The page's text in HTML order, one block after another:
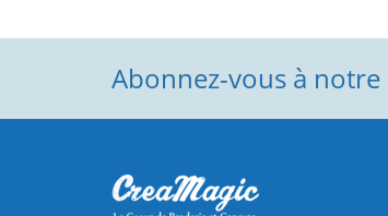
Abonnez-vous à notre